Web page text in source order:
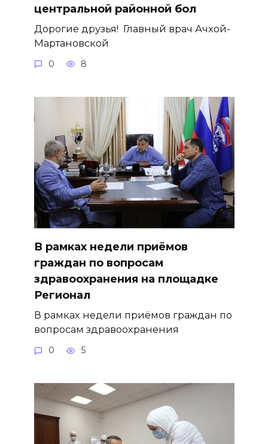
центральной районной бол
Дорогие друзья! ­ Главный врач Ачхой-
Мартановской
0 8
В рамках недели приёмов
граждан по вопросам
здравоохранения на площадке
Регионал
В рамках недели приёмов граждан по
вопросам здравоохранения
0 5